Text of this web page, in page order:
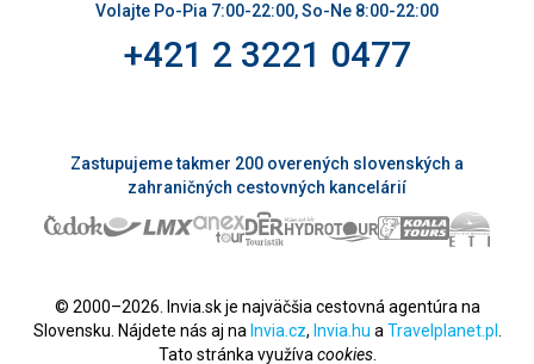
Volajte Po-Pia 7:00-22:00, So-Ne 8:00-22:00
+421 2 3221 0477
Zastupujeme takmer 200 overených slovenských a
zahraničných cestovných kancelárií
© 2000–2026. Invia.sk je najväčšia cestovná agentúra na
Slovensku. Nájdete nás aj na Invia.cz, Invia.hu a Travelplanet.pl
Tato stránka využíva cookies.